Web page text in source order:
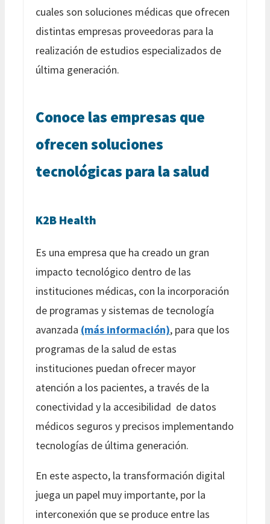
cuales son soluciones médicas que ofrecen
distintas empresas proveedoras para la
realización de estudios especializados de
última generación.
Conoce las empresas que
ofrecen soluciones
tecnológicas para la salud
K2B Health
Es una empresa que ha creado un gran
impacto tecnológico dentro de las
instituciones médicas, con la incorporación
de programas y sistemas de tecnología
avanzada (más información), para que los
programas de la salud de estas
instituciones puedan ofrecer mayor
atención a los pacientes, a través de la
conectividad y la accesibilidad de datos
médicos seguros y precisos implementando
tecnologías de última generación.
En este aspecto, la transformación digital
juega un papel muy importante, por la
interconexión que se produce entre las